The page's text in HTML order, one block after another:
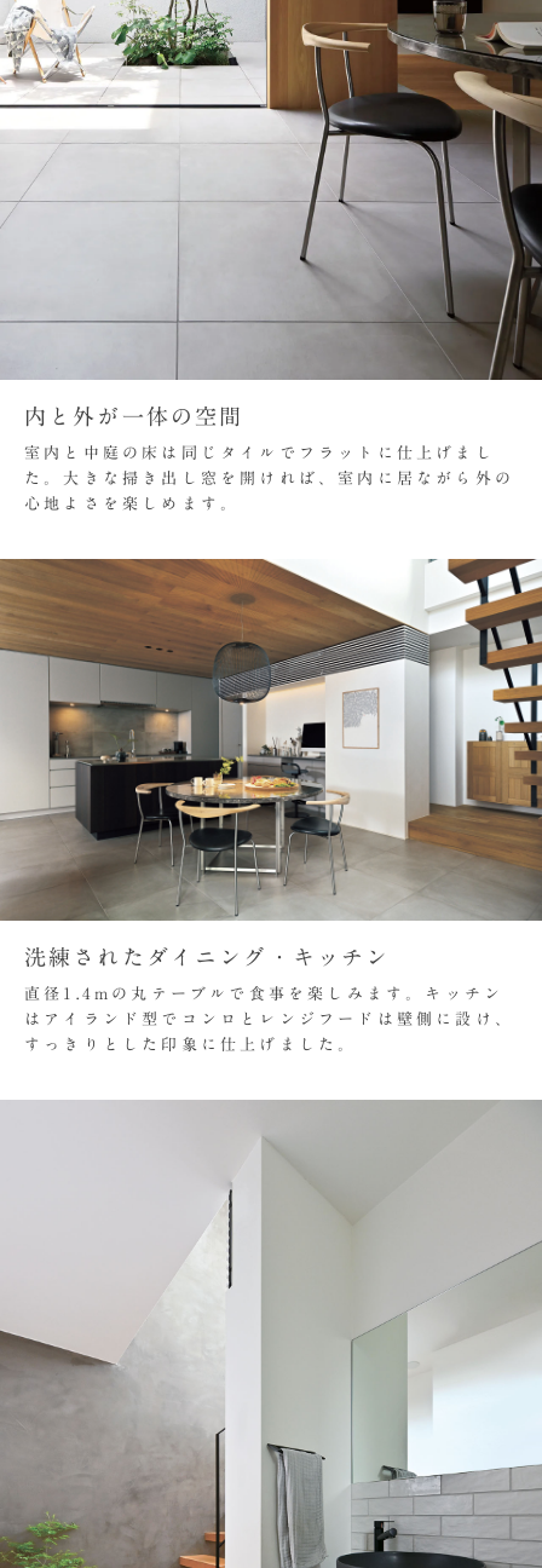
内と外が一体の空間
室内と中庭の床は同じタイルでフラットに仕上げまし
た。大きな掃き出し窓を開ければ、室内に居ながら外の
心地よさを楽しめます。
洗練されたダイニング・キッチン
直径1.4mの丸テーブルで食事を楽しみます。キッチン
はアイランド型でコンロとレンジフードは壁側に設け、
すっきりとした印象に仕上げました。